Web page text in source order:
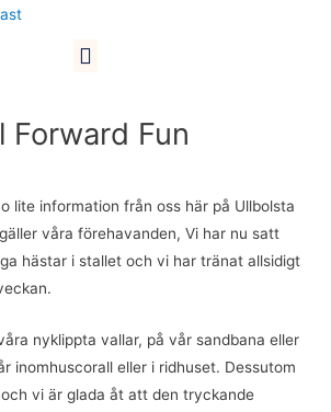
Meny
Forward Fun
lite information från oss här på Ullbolsta
våra förehavanden, Vi har nu satt
hästar i stallet och vi har tränat allsidigt
nyklippta vallar, på vår sandbana eller
inomhuscorall eller i ridhuset. Dessutom
vi är glada åt att den tryckande